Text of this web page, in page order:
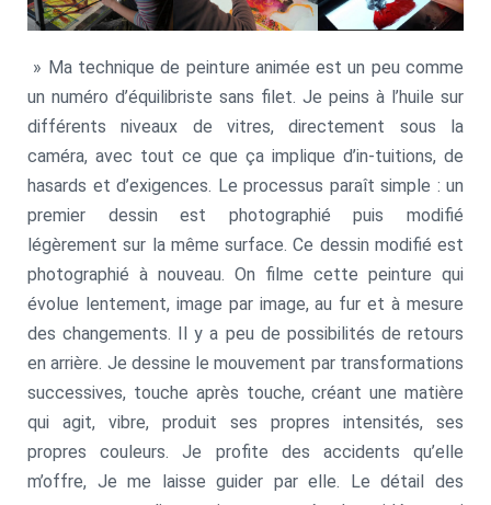
» Ma technique de peinture animée est un peu comme
un numéro d’équilibriste sans filet. Je peins à l’huile sur
différents niveaux de vitres, directement sous la
caméra, avec tout ce que ça implique d’in-tuitions, de
hasards et d’exigences. Le processus paraît simple : un
premier dessin est photographié puis modifié
légèrement sur la même surface. Ce dessin modifié est
photographié à nouveau. On filme cette peinture qui
évolue lentement, image par image, au fur et à mesure
des changements. Il y a peu de possibilités de retours
en arrière. Je dessine le mouvement par transformations
successives, touche après touche, créant une matière
qui agit, vibre, produit ses propres intensités, ses
propres couleurs. Je profite des accidents qu’elle
m’offre, Je me laisse guider par elle. Le détail des